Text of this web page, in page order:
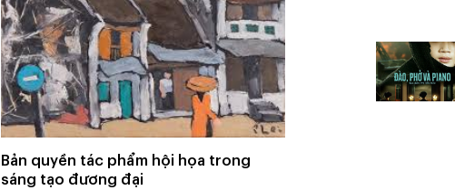
Bản quyền tác phẩm hội họa trong
sáng tạo đương đại